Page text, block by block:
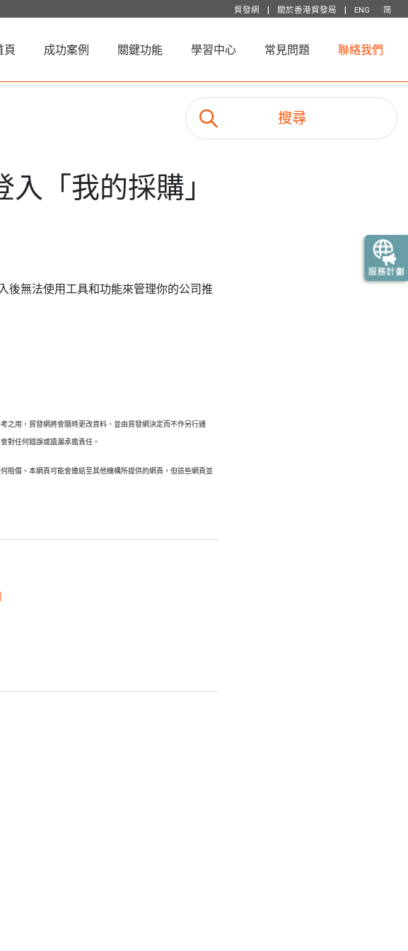
貿發網 | 關於香港貿發局 | ENG 简
頁 (current)成功案例 關鍵功能 學習中心 常見問題 聯絡我們
「我的採購」
後無法使用工具和功能來管理你的公司推
之用，貿發網將會隨時更改資料，並由貿發網決定而不作另行通
對任何錯誤或遺漏承擔責任。
賠償。本網頁可能會連結至其他機構所提供的網頁，但這些網頁並